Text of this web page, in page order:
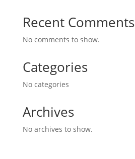
Recent Comments
No comments to show.
Categories
No categories
Archives
No archives to show.